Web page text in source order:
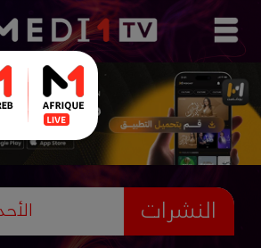
النشرات